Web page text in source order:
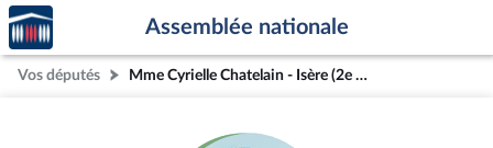
Aller au contenu
Aller en bas de la page
Accèder
à la
page
d'accueil
Assemblée nationale
Vos députés Mme Cyrielle Chatelain - Isère (2e circonscription)